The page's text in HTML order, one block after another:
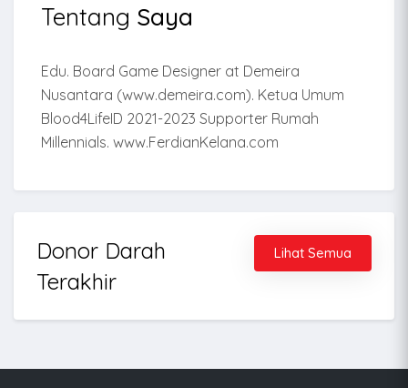
Tentang Saya
Edu. Board Game Designer at Demeira
Nusantara (www.demeira.com). Ketua Umum
Blood4LifeID 2021-2023 Supporter Rumah
Millennials. www.FerdianKelana.com
Donor Darah
Terakhir
Lihat Semua